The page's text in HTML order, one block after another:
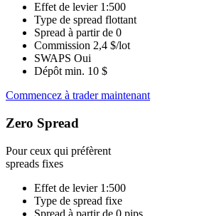
Effet de levier 1:500
Type de spread flottant
Spread à partir de 0
Commission 2,4 $/lot
SWAPS Oui
Dépôt min. 10 $
Commencez à trader maintenant
Zero Spread
Pour ceux qui préfèrent
spreads fixes
Effet de levier 1:500
Type de spread fixe
Spread à partir de 0 pips